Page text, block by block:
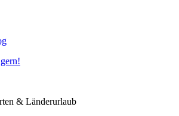
& Länderurlaub